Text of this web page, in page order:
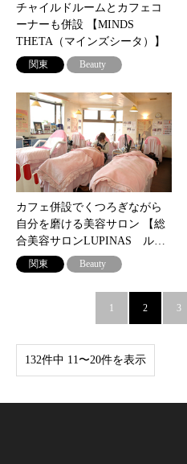
チャイルドルームとカフェコ
ーナーも併設 【MINDS
THETA（マインズシータ）】
関東 Beauty
カフェ併設でくつろぎながら
自分を磨ける美容サロン 【総
合美容サロンLUPINAS ル…
関東 Beauty
1 2 3
132件中 11〜20件を表示